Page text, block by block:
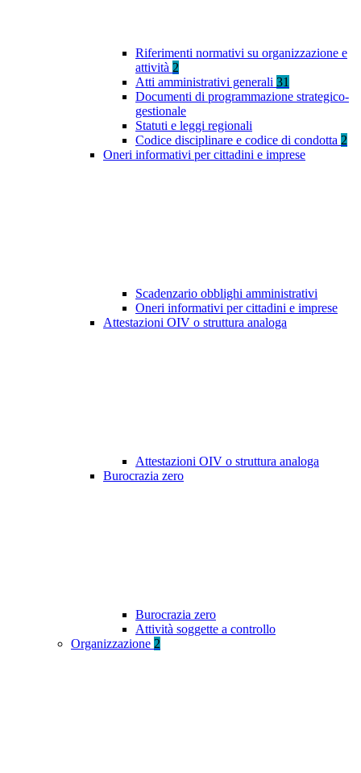
Riferimenti normativi su organizzazione e
attività 2
Atti amministrativi generali 31
Documenti di programmazione strategico-
gestionale
Statuti e leggi regionali
Codice disciplinare e codice di condotta 2
Oneri informativi per cittadini e imprese
Scadenzario obblighi amministrativi
Oneri informativi per cittadini e imprese
Attestazioni OIV o struttura analoga
Attestazioni OIV o struttura analoga
Burocrazia zero
Burocrazia zero
Attività soggette a controllo
Organizzazione 2